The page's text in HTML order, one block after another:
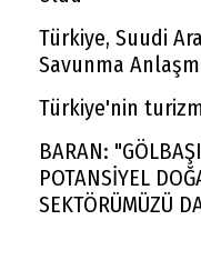
Türkiye, Suudi
Savunma
Türkiye'nin
BARAN:
POTANSİYEL
SEKTÖRÜMÜZÜ